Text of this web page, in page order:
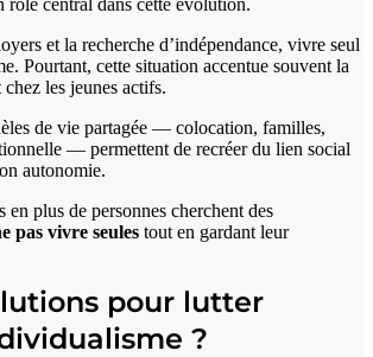
et la recherche d’indépendance, vivre seul
Pourtant, cette situation accentue souvent la
les jeunes actifs.
de vie partagée — colocation, familles,
— permettent de recréer du lien social
autonomie.
en plus de personnes cherchent des
pas vivre seules tout en gardant leur
pour lutter
?